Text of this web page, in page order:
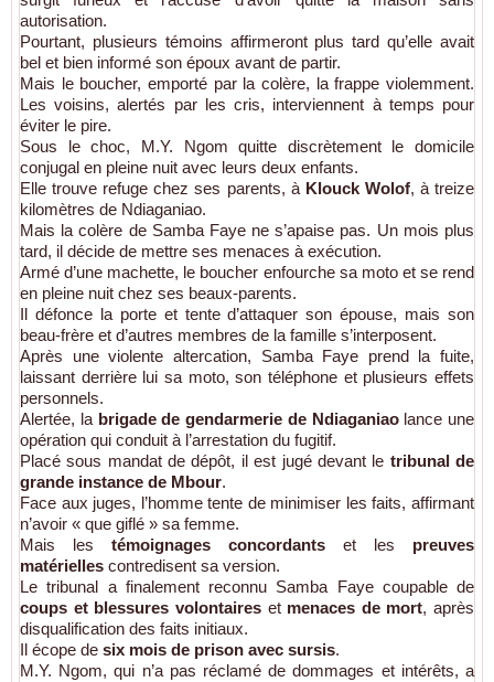
autorisation.
Pourtant, plusieurs témoins affirmeront plus tard qu’elle avait
bel et bien informé son époux avant de partir.
Mais le boucher, emporté par la colère, la frappe violemment.
Les voisins, alertés par les cris, interviennent à temps pour
éviter le pire.
Sous le choc, M.Y. Ngom quitte discrètement le domicile
conjugal en pleine nuit avec leurs deux enfants.
Elle trouve refuge chez ses parents, à Klouck Wolof, à treize
kilomètres de Ndiaganiao.
Mais la colère de Samba Faye ne s’apaise pas. Un mois plus
tard, il décide de mettre ses menaces à exécution.
Armé d’une machette, le boucher enfourche sa moto et se rend
en pleine nuit chez ses beaux-parents.
Il défonce la porte et tente d’attaquer son épouse, mais son
beau-frère et d’autres membres de la famille s’interposent.
Après une violente altercation, Samba Faye prend la fuite,
laissant derrière lui sa moto, son téléphone et plusieurs effets
personnels.
Alertée, la brigade de gendarmerie de Ndiaganiaolance une
opération qui conduit à l’arrestation du fugitif.
Placé sous mandat de dépôt, il est jugé devant le tribunal de
grande instance de Mbour.
Face aux juges, l’homme tente de minimiser les faits, affirmant
n’avoir « que giflé » sa femme.
Mais les témoignages concordants et les preuves
matérielles contredisent sa version.
Le tribunal a finalement reconnu Samba Faye coupable de
coups et blessures volontaireset menaces de mort, après
disqualification des faits initiaux.
Il écope de six mois de prison avec sursis.
M.Y. Ngom, qui n’a pas réclamé de dommages et intérêts, a